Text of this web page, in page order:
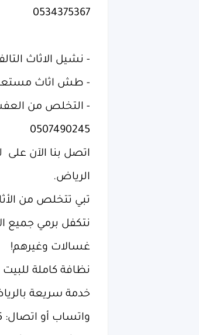
0534375367
‏- نشيل الاثاث
‏- طش اثاث
‏- التخلص من
‏اتصل بنا الآن
الرياض.
‏تبي تتخلص من الأثاث
‏نتكفل برمي جميع
غسالات وغيرهم!
‏نظافة كاملة
‏خدمة سريعة
‏واتساب أو اتصال: 0507490245